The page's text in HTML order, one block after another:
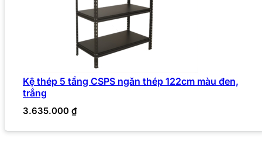
Kệ thép 5 tầng CSPS ngăn thép 122cm màu đen,
trắng
3.635.000 ₫